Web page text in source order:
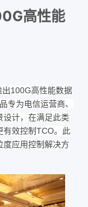
高性能
100G高性能数据
专为电信运营商、
设计，在满足此类
有效控制TCO。此
度应用控制解决方